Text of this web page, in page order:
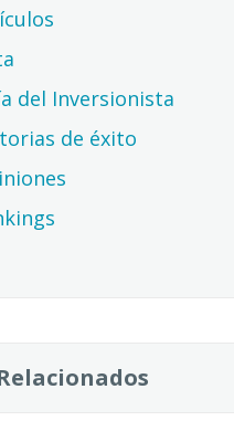
del Inversionista
de éxito